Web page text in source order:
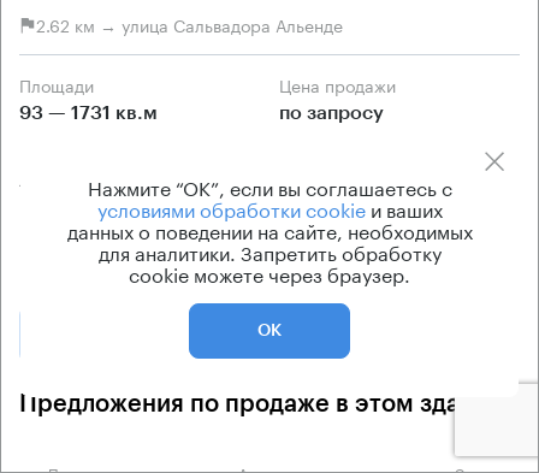
2.62 км → улица Сальвадора Альенде
Площади
93 — 1731 кв.м
Цена продажи
по запросу
Кондиционирование
центральное
Получить презентацию
Предложения по продаже в этом здании:
Нажмите “ОК”, если вы соглашаетесь с
условиями обработки cookieи ваших
данных о поведении на сайте, необходимых
для аналитики. Запретить обработку
cookie можете через браузер.
ОК